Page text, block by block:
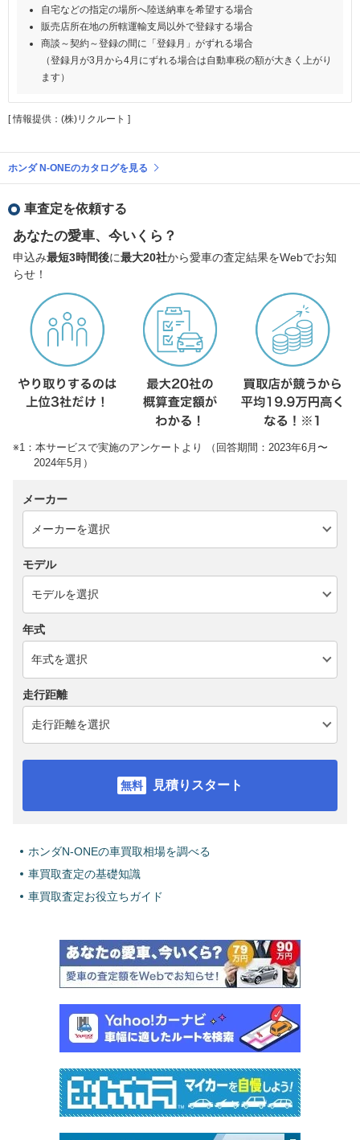
自宅などの指定の場所へ陸送納車を希望する場合
販売店所在地の所轄運輸支局以外で登録する場合
商談～契約～登録の間に「登録月」がずれる場合
（登録月が3月から4月にずれる場合は自動車税の額が大きく上がり
ます）
[ 情報提供：(株)リクルート ]
ホンダ N-ONEのカタログを見る
車査定を依頼する
あなたの愛車、今いくら？
申込み最短3時間後に最大20社から愛車の査定結果をWebでお知
らせ！
※1：本サービスで実施のアンケートより （回答期間：2023年6月〜
2024年5月）
メーカー
モデル
年式
走行距離
見積りスタート
ホンダN-ONEの車買取相場を調べる
車買取査定の基礎知識
車買取査定お役立ちガイド